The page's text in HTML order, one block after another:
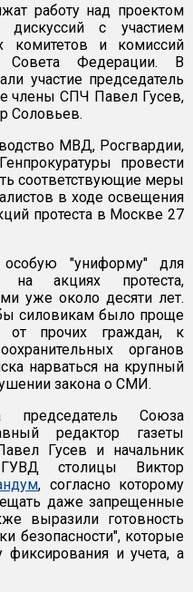
работу над проектом
с участием
комитетов и комиссий
Совета Федерации. В
участие председатель
члены СПЧ Павел Гусев,
Соловьев.
МВД, Росгвардии,
провести
соответствующие меры
в ходе освещения
протеста в Москве 27
"униформу" для
на акциях протеста,
уже около десяти лет.
силовикам было проще
от прочих граждан, к
органов
нарваться на крупный
закона о СМИ.
Союза
редактор газеты
Гусев и начальник
столицы Виктор
, согласно которому
даже запрещенные
выразили готовность
безопасности", которые
и учета, а